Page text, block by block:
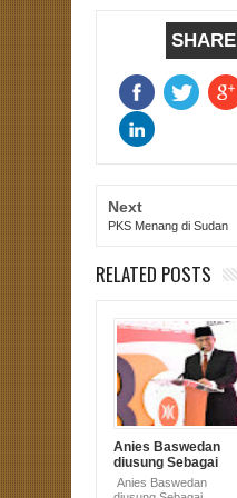
Next
PKS Menang di Sudan
RELATED POSTS
Anies Baswedan
diusung Sebagai
Bacapres, DPW
PKS Bengkulu
Anies Baswedan